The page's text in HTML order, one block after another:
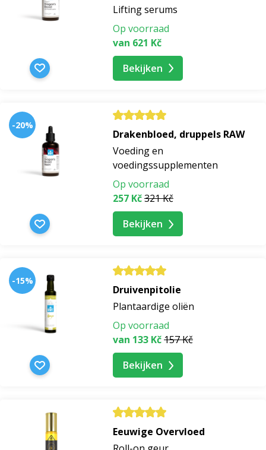
Lifting serums
Op voorraad
van 621 Kč
Bekijken
-20%
Drakenbloed, druppels RAW
Voeding en
voedingssupplementen
Op voorraad
257 Kč321 Kč
Bekijken
-15%
Druivenpitolie
Plantaardige oliën
Op voorraad
van 133 Kč157 Kč
Bekijken
Eeuwige Overvloed